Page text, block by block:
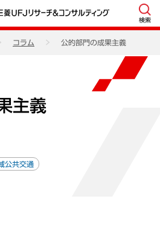
検索
コラム 公的部門の成果主義
主義
公共交通